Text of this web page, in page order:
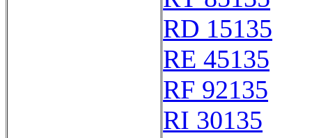
RD 15135
RE 45135
RF 92135
RI 30135